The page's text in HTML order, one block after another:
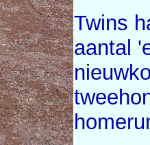
Twins
aantal